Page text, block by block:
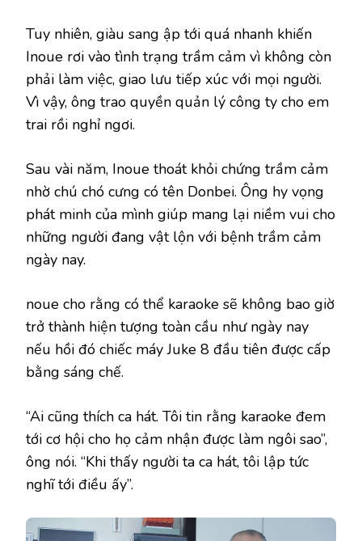
Tuy nhiên, giàu sang ập tới quá nhanh khiến
Inoue rơi vào tình trạng trầm cảm vì không còn
phải làm việc, giao lưu tiếp xúc với mọi người.
Vì vậy, ông trao quyền quản lý công ty cho em
trai rồi nghỉ ngơi.
Sau vài năm, Inoue thoát khỏi chứng trầm cảm
nhờ chú chó cưng có tên Donbei. Ông hy vọng
phát minh của mình giúp mang lại niềm vui cho
những người đang vật lộn với bệnh trầm cảm
ngày nay.
noue cho rằng có thể karaoke sẽ không bao giờ
trở thành hiện tượng toàn cầu như ngày nay
nếu hồi đó chiếc máy Juke 8 đầu tiên được cấp
bằng sáng chế.
“Ai cũng thích ca hát. Tôi tin rằng karaoke đem
tới cơ hội cho họ cảm nhận được làm ngôi sao”,
ông nói. “Khi thấy người ta ca hát, tôi lập tức
nghĩ tới điều ấy”.